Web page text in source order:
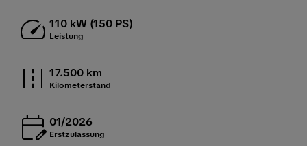
110 kW (150 PS)
Leistung
17.500 km
Kilometerstand
01/2026
Erstzulassung